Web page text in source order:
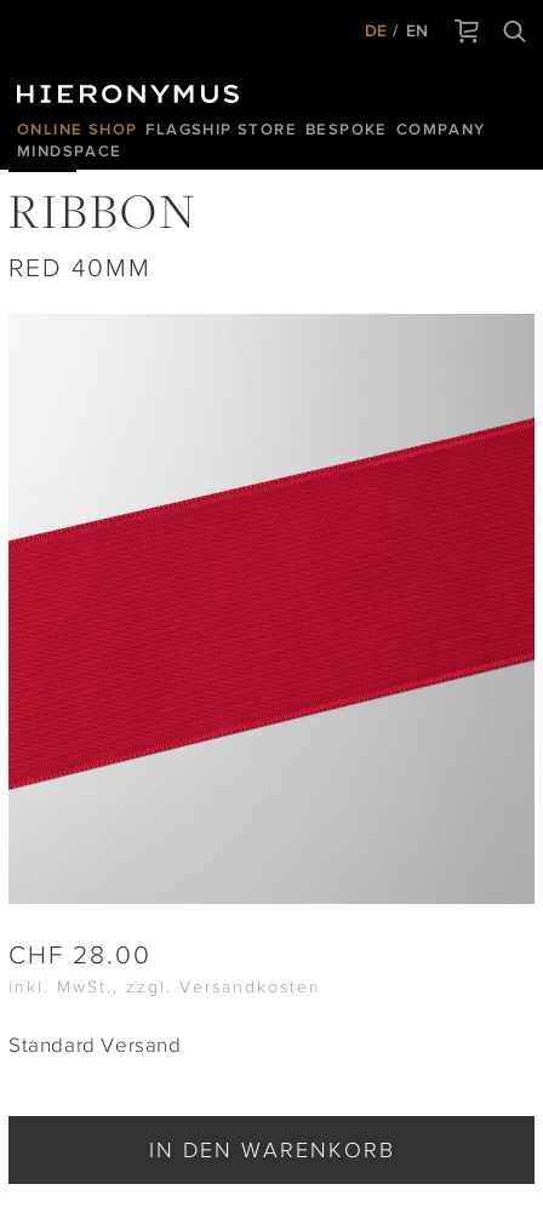
DE EN
ONLINE SHOP FLAGSHIP STORE BESPOKE
COMPANY
MINDSPACE
RIBBON
RED 40MM
CHF 28.00
inkl. MwSt., zzgl. Versandkosten
Standard Versand
IN DEN WARENKORB